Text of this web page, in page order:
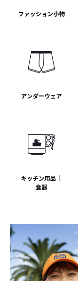
ファッション小物
アンダーウェア
キッチン用品｜
食器